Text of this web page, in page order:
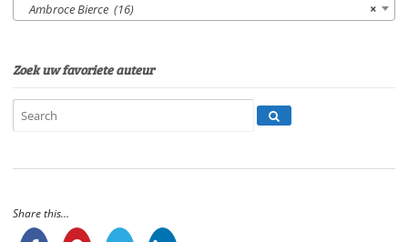
×
Ambroce Bierce (16)
Zoek uw favoriete auteur
Share this...